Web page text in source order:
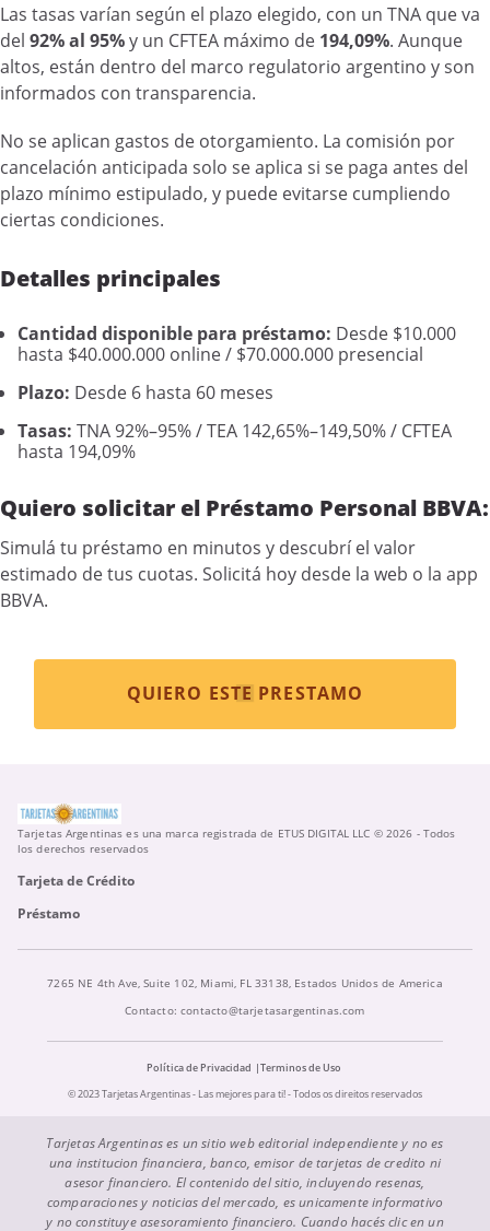
Las tasas varían según el plazo elegido, con un TNA que va
del 92% al 95%y un CFTEA máximo de 194,09%. Aunque
altos, están dentro del marco regulatorio argentino y son
informados con transparencia.
No se aplican gastos de otorgamiento. La comisión por
cancelación anticipada solo se aplica si se paga antes del
plazo mínimo estipulado, y puede evitarse cumpliendo
ciertas condiciones.
Detalles principales
Cantidad disponible para préstamo: Desde $10.000
hasta $40.000.000 online / $70.000.000 presencial
Plazo: Desde 6 hasta 60 meses
Tasas: TNA 92%–95% / TEA 142,65%–149,50% / CFTEA
hasta 194,09%
Quiero solicitar el Préstamo Personal BBVA:
Simulá tu préstamo en minutos y descubrí el valor
estimado de tus cuotas. Solicitá hoy desde la web o la app
BBVA.
QUIERO ESTE PRESTAMO
Tarjetas Argentinas es una marca registrada de ETUS DIGITAL LLC © 2026 - Todos
los derechos reservados
Tarjeta de Crédito
Préstamo
7265 NE 4th Ave, Suite 102, Miami, FL 33138, Estados Unidos de America
Contacto:contacto@tarjetasargentinas.com
Política de Privacidad
Terminos de Uso
© 2023 Tarjetas Argentinas - Las mejores para ti! - Todos os direitos reservados
Tarjetas Argentinas es un sitio web editorial independiente y no es
una institucion financiera, banco, emisor de tarjetas de credito ni
asesor financiero. El contenido del sitio, incluyendo resenas,
comparaciones y noticias del mercado, es unicamente informativo
y no constituye asesoramiento financiero. Cuando hacés clic en un